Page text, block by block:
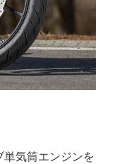
気筒エンジンを